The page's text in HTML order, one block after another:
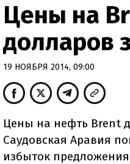
Цены на
долларов
19 НОЯБРЯ 2014, 09:00
Цены на нефть Brent
Саудовская Аравия
избыток